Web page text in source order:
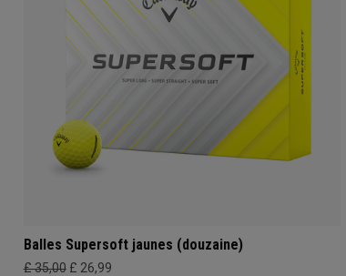
Balles Supersoft jaunes (douzaine)
£ 35,00 £ 26,99